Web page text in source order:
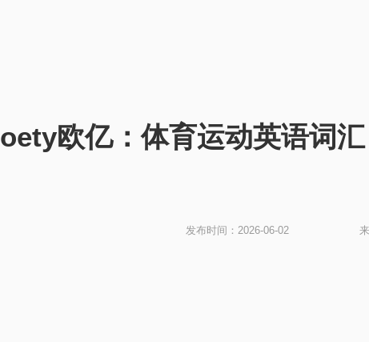
oety欧亿：体育运动英语词
发布时间：2026-06-02